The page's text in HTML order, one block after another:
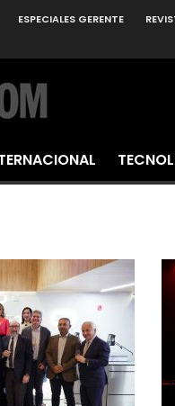
ESPECIALES GERENTE